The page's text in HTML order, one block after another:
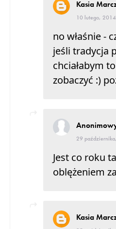
Kasia
10 lutego,
no właśnie -
jeśli tradycja
chciałabym
zobaczyć :)
29
Jest co roku
oblężeniem
Kasia